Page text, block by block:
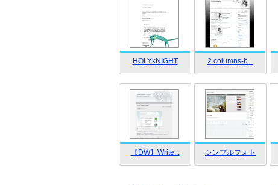
HOLYkNIGHT 2 columns-b...
【DW】Write... シンプルフォト